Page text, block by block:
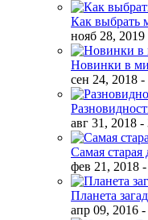
Как выбрать
нояб 28, 2019
Новинки в
сен 24, 2018 -
авг 31, 2018 -
Самая старая
фев 21, 2018
Планета
апр 09, 2016 -